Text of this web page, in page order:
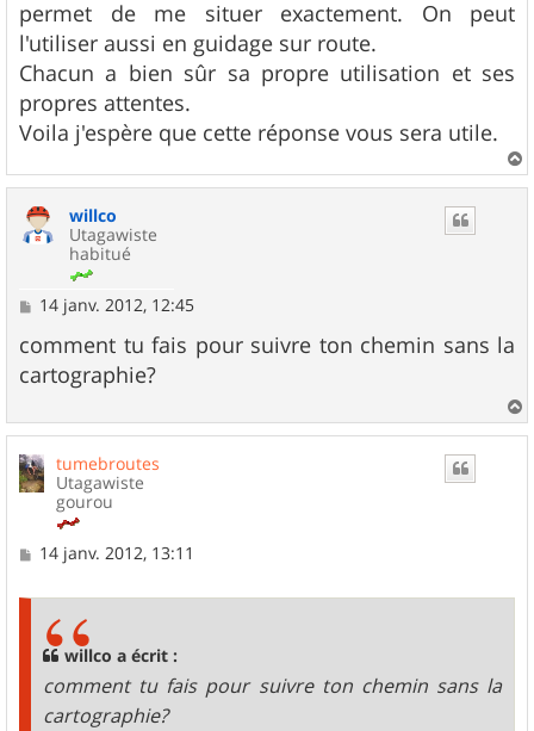
permet de me situer exactement. On peut
l'utiliser aussi en guidage sur route.
Chacun a bien sûr sa propre utilisation et ses
propres attentes.
Voila j'espère que cette réponse vous sera utile.
a
willco
Utagawiste
habitué
M
s
s
a
14 janv. 2012, 12:45
comment tu fais pour suivre ton chemin sans la
cartographie?
a
tumebroutes
Utagawiste
gourou
M14 janv. 2012, 13:11
willco a écrit :
comment tu fais pour suivre ton chemin sans la
cartographie?